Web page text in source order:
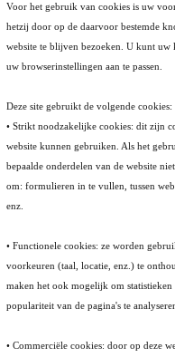
Voor het gebruik van cookies is uw
hetzij door op de daarvoor bestemde
website te blijven bezoeken. U kunt
uw browserinstellingen aan te passen.
Deze site gebruikt de volgende cookies:
• Strikt noodzakelijke cookies: dit zijn
website kunnen gebruiken. Als het
bepaalde onderdelen van de website
om: formulieren in te vullen, tussen
enz.
• Functionele cookies: ze worden
voorkeuren (taal, locatie, enz.) te
maken het ook mogelijk om
populariteit van de pagina's te
• Commerciële cookies: door op deze